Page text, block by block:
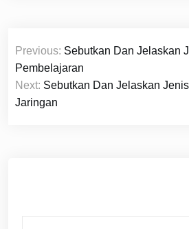
Navigasi
pos
Previous: Sebutkan Dan Jelaskan
Pembelajaran
Next: Sebutkan Dan Jelaskan
Jaringan